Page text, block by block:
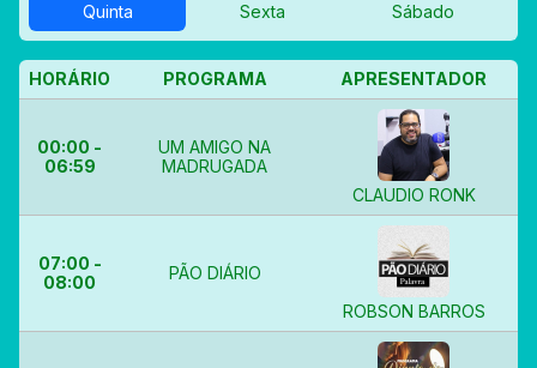
Quinta
Sexta Sábado
HORÁRIO PROGRAMA APRESENTADOR
00:00 -
06:59
UM AMIGO NA
MADRUGADA
CLAUDIO RONK
07:00 -
08:00
PÃO DIÁRIO
ROBSON BARROS